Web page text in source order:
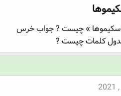
» چیست ? جواب خرس
کلمات چیست ?
2021